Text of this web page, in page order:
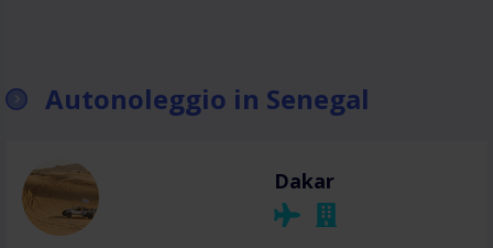
Autonoleggio in Senegal
Dakar